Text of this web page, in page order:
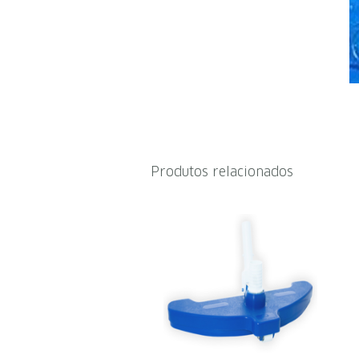
Produtos relacionados